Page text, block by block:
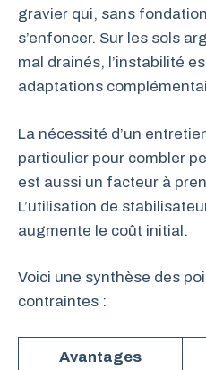
gravier qui, sans
s’enfoncer. Sur les sols
mal drainés, l’instabilité
adaptations
La nécessité d’un
particulier pour combler
est aussi un facteur à
L’utilisation de
augmente le coût initial.
Voici une synthèse des
contraintes :
Avantages